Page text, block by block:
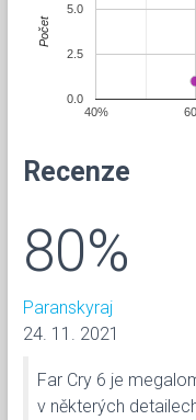
40%
0.0
2.5
5.0
Počet
Recenze
80%
Paranskyraj
24. 11. 2021
Far Cry 6 je
v některých